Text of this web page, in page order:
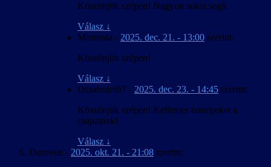
Köszönjük szépen! Nagyon sokat segít.
Válasz ↓
Mormota - 2025. dec. 21. - 13:00 szerint:
Köszönjük szépen!
Válasz ↓
Dszabolcs97 - 2025. dec. 23. - 14:45 szerint:
Köszönjük szépen! Kellemes ünnepeket a
csapatnak!
Válasz ↓
Duroven - 2025. okt. 21. - 21:08 szerint: